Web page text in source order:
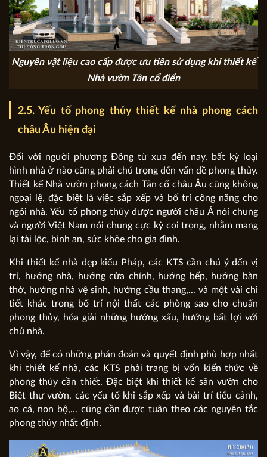
Nguyên vật liệu cao cấp được ưu tiên sử dụng khi thiết kế
Nhà vườn Tân cổ điển
2.5. Yếu tố phong thủy thiết kế nhà phong cách
châu Âu hiện đại
Đối với người phương Đông từ xưa đến nay, bất kỳ loại
hình nhà ở nào cũng phải chú trọng đến vấn đề phong thủy.
Thiết kế Nhà vườn phong cách Tân cổ châu Âu cũng không
ngoại lệ, đặc biệt là việc sắp xếp và bố trí công năng cho
ngôi nhà. Yếu tố phong thủy được người châu Á nói chung
và người Việt Nam nói chung cực kỳ coi trọng, nhằm mang
lại tài lộc, bình an, sức khỏe cho gia đình.
Khi thiết kế nhà đẹp kiểu Pháp, các KTS cần chú ý đến vị
trí, hướng nhà, hướng cửa chính, hướng bếp, hướng bàn
thờ, hướng nhà vệ sinh, hướng cầu thang,... và một vài chi
tiết khác trong bố trí nội thất các phòng sao cho chuẩn
phong thủy, hóa giải những hướng xấu, hướng bất lợi với
chủ nhà.
Vì vậy, để có những phán đoán và quyết định phù hợp nhất
khi thiết kế nhà, các KTS phải trang bị vốn kiến thức về
phong thủy cần thiết. Đặc biệt khi thiết kế sân vườn cho
Biệt thự vườn, các yếu tố khi sắp xếp và bài trí tiểu cảnh,
ao cá, non bộ,... cũng cần được tuân theo các nguyên tắc
phong thủy nhất định.